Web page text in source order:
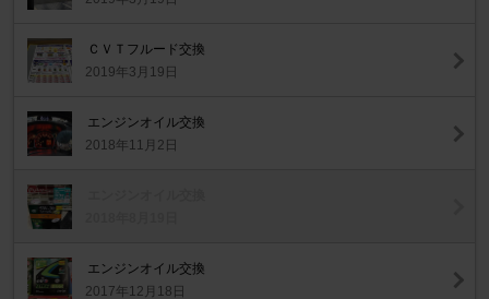
ＣＶＴフルード交換
2019年3月19日
エンジンオイル交換
2018年11月2日
エンジンオイル交換
2017年12月18日